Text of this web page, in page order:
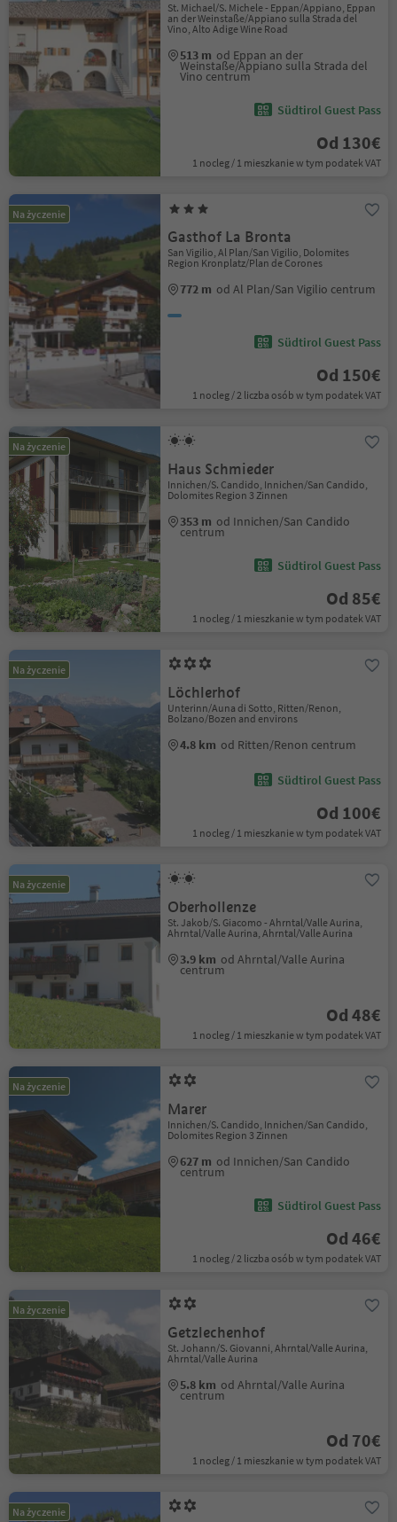
St. Michael/S. Michele - Eppan/Appiano, Eppan
an der Weinstaße/Appiano sulla Strada del
Vino, Alto Adige Wine Road
513 m od Eppan an der
Weinstaße/Appiano sulla Strada del
Vino centrum
Südtirol Guest Pass
Od 130€
1 nocleg / 1 mieszkanie w tym podatek VAT
Na życzenie
Gasthof La Bronta
San Vigilio, Al Plan/San Vigilio, Dolomites
Region Kronplatz/Plan de Corones
772 m od Al Plan/San Vigilio centrum
Südtirol Guest Pass
Od 150€
1 nocleg / 2 liczba osób w tym podatek VAT
Na życzenie
Haus Schmieder
Innichen/S. Candido, Innichen/San Candido,
Dolomites Region 3 Zinnen
353 m od Innichen/San Candido
centrum
Südtirol Guest Pass
Od 85€
1 nocleg / 1 mieszkanie w tym podatek VAT
Na życzenie
Löchlerhof
Unterinn/Auna di Sotto, Ritten/Renon,
Bolzano/Bozen and environs
4.8 km od Ritten/Renon centrum
Südtirol Guest Pass
Od 100€
1 nocleg / 1 mieszkanie w tym podatek VAT
Na życzenie
Oberhollenze
St. Jakob/S. Giacomo - Ahrntal/Valle Aurina,
Ahrntal/Valle Aurina, Ahrntal/Valle Aurina
3.9 km od Ahrntal/Valle Aurina
centrum
Od 48€
1 nocleg / 1 mieszkanie w tym podatek VAT
Na życzenie
Marer
Innichen/S. Candido, Innichen/San Candido,
Dolomites Region 3 Zinnen
627 m od Innichen/San Candido
centrum
Südtirol Guest Pass
Od 46€
1 nocleg / 2 liczba osób w tym podatek VAT
Na życzenie
Getzlechenhof
St. Johann/S. Giovanni, Ahrntal/Valle Aurina,
Ahrntal/Valle Aurina
5.8 km od Ahrntal/Valle Aurina
centrum
Od 70€
1 nocleg / 1 mieszkanie w tym podatek VAT
Na życzenie